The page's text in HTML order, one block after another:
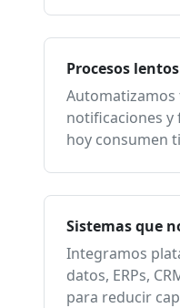
Procesos
Automatizamos
notificaciones
hoy consumen
Sistemas que
Integramos
datos, ERPs,
para reducir